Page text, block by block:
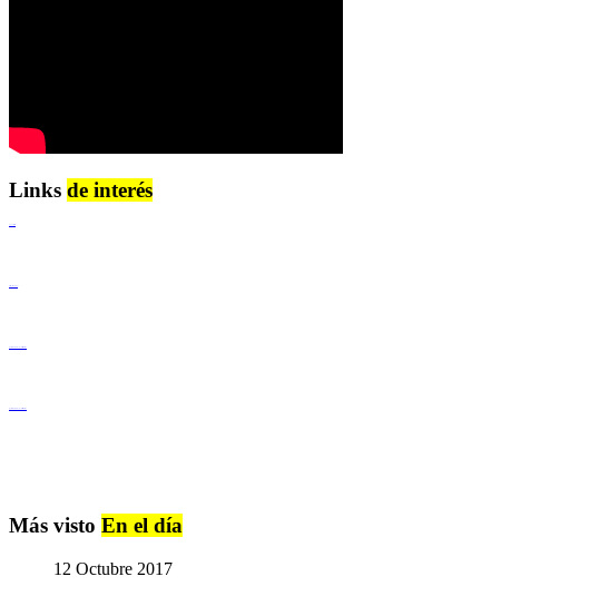
Links de interés
Más visto En el día
12 Octubre 2017